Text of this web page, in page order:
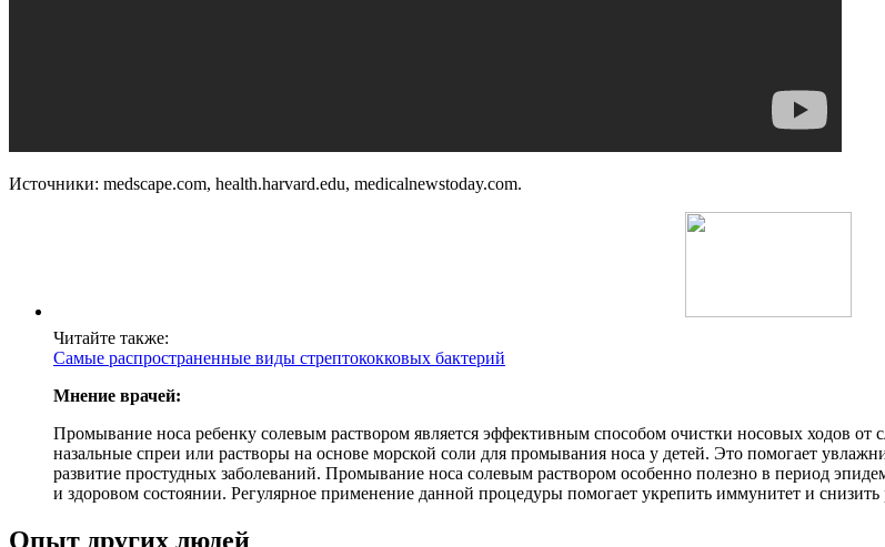
Источники: medscape.com, health.harvard.edu, medicalnewstoday.com.
Читайте также:
Самые распространенные виды стрептококковых бактерий
Мнение врачей:
Промывание носа ребенку солевым раствором является эффективным способом очистки носовых ходов от
назальные спреи или растворы на основе морской соли для промывания носа у детей. Это помогает
развитие простудных заболеваний. Промывание носа солевым раствором особенно полезно в период
и здоровом состоянии. Регулярное применение данной процедуры помогает укрепить иммунитет и
Опыт других людей